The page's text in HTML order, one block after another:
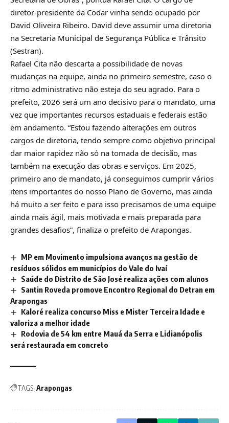
diretor-presidente da Codar vinha sendo ocupado por
David Oliveira Ribeiro. David deve assumir uma diretoria
na Secretaria Municipal de Segurança Pública e Trânsito
(Sestran).
Rafael Cita não descarta a possibilidade de novas
mudanças na equipe, ainda no primeiro semestre, caso o
ritmo administrativo não esteja do seu agrado. Para o
prefeito, 2026 será um ano decisivo para o mandato, uma
vez que importantes recursos estaduais e federais estão
em andamento. “Estou fazendo alterações em outros
cargos de diretoria, tendo sempre como objetivo principal
dar maior rapidez não só na tomada de decisão, mas
também na execução das obras e serviços. Em 2025,
primeiro ano de mandato, já conseguimos cumprir vários
itens importantes do nosso Plano de Governo, mas ainda
há muito a ser feito e para isso precisamos de uma equipe
ainda mais ágil, mais motivada e mais preparada para
grandes desafios”, finaliza o prefeito de Arapongas.
MP em Movimento impulsiona avanços na gestão de
resíduos sólidos em municípios do Vale do Ivaí
Saúde do Distrito de São José realiza ações com alunos
Santin Roveda promove Encontro Regional do Detran em
Arapongas
Kaloré realiza concurso Miss e Mister Terceira Idade e
valoriza a melhor idade
Rodovia de 54 km entre Mauá da Serra e Lidianópolis
será restaurada em concreto
TAGS: Arapongas